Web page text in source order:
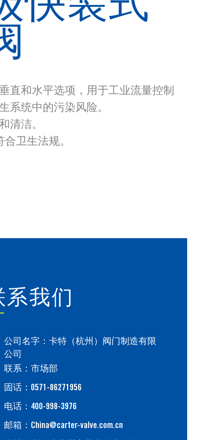
直和水平选项，用于工业流量控制
系统中的污染风险。
清洁。
合卫生法规。
系我们
公司名字：卡特（杭州）阀门制造有限
公司
联系：市场部
固话：0571-86271956
电话：400-998-3976
邮箱：China@carter-valve.com.cn